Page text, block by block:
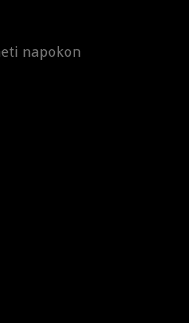
napokon